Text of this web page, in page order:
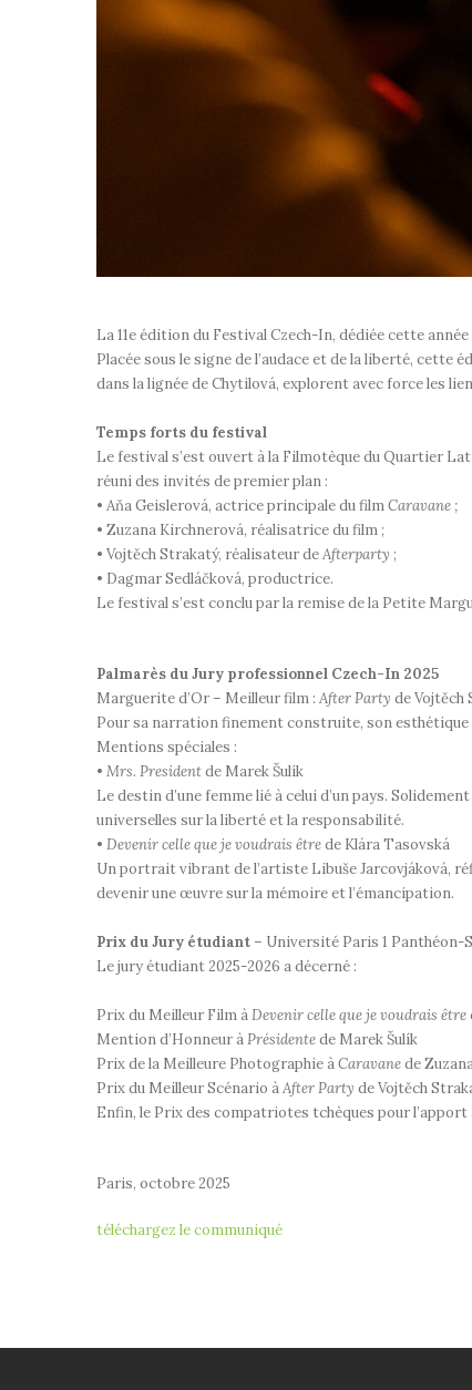
La 11e édition du Festival Czech-In, dédiée cette
Placée sous le signe de l’audace et de la liberté,
dans la lignée de Chytilová, explorent avec force les
Temps forts du festival
Le festival s’est ouvert à la Filmotèque du Quartier
réuni des invités de premier plan :
• Aňa Geislerová, actrice principale du filmCaravane ;
• Zuzana Kirchnerová, réalisatrice du film ;
• Vojtěch Strakatý, réalisateur deAfterparty ;
• Dagmar Sedláčková, productrice.
Le festival s’est conclu par la remise de la Petite
Palmarès du Jury professionnel Czech-In 2025
Marguerite d’Or – Meilleur film : After Party de Vojtěch
Pour sa narration finement construite, son esthétique
Mentions spéciales :
• Mrs. Presidentde Marek Šulík
Le destin d’une femme lié à celui d’un pays.
universelles sur la liberté et la responsabilité.
• Devenir celle que je voudrais êtrede Klára Tasovská
Un portrait vibrant de l’artiste Libuše Jarcovjáková,
devenir une œuvre sur la mémoire et l’émancipation.
Prix du Jury étudiant – Université Paris 1 Panthéon-
Le jury étudiant 2025-2026 a décerné :
Prix du Meilleur Film àDevenir celle que je voudrais être
Mention d’Honneur àPrésidentede Marek Šulík
Prix de la Meilleure Photographie àCaravanede
Prix du Meilleur Scénario àAfter Party de Vojtěch
Enfin, le Prix des compatriotes tchèques pour
Paris, octobre 2025
téléchargez le communiqué